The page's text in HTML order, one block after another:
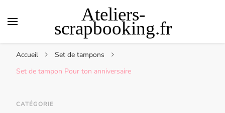
Ateliers-
scrapbooking.fr
Accueil
Set de tampons
Set de tampon Pour ton anniversaire
CATÉGORIE